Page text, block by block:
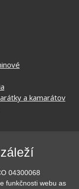
a kamarátov
tričká
Veľká noc
dni
04300068
funkčnosti webu as